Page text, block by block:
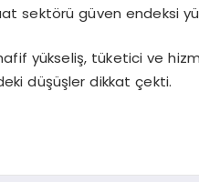
sektörü güven endeksi
yükseliş, tüketici ve
düşüşler dikkat çekti.